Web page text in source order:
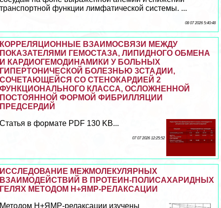
трaнcпортной функции лимфатической системы. ...
08 07 2026 5:40:48
КОРРЕЛЯЦИОННЫЕ ВЗАИМОСВЯЗИ МЕЖДУ
ПОКАЗАТЕЛЯМИ ГЕМОСТАЗА, ЛИПИДНОГО ОБМЕНА
И КАРДИОГЕМОДИНАМИКИ У БОЛЬНЫХ
ГИПЕРТОНИЧЕСКОЙ БОЛЕЗНЬЮ 3СТАДИИ,
СОЧЕТАЮЩЕЙСЯ СО СТЕНОКАРДИЕЙ 2
ФУНКЦИОНАЛЬНОГО КЛАССА, ОСЛОЖНЕННОЙ
ПОСТОЯННОЙ ФОРМОЙ ФИБРИЛЛЯЦИИ
ПРЕДСЕРДИЙ
Статья в формате PDF 130 KB...
07 07 2026 12:25:52
ИССЛЕДОВАНИЕ МЕЖМОЛЕКУЛЯРНЫХ
ВЗАИМОДЕЙСТВИЙ В ПРОТЕИН-ПОЛИСАХАРИДНЫХ
ГЕЛЯХ МЕТОДОМ Н+ЯМР-РЕЛАКСАЦИИ
Методом Н+ЯМР-релаксации изучены